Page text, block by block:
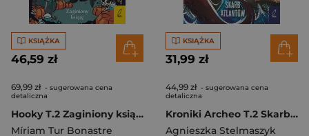
KSIĄŻKA
46,59 zł
69,99 zł - sugerowana cena
detaliczna
Hooky T.2 Zaginiony książę
Míriam Tur Bonastre
KSIĄŻKA
31,99 zł
44,99 zł - sugerowana cena
detaliczna
Kroniki Archeo T.2 Skarb Atlantów
Agnieszka Stelmaszyk